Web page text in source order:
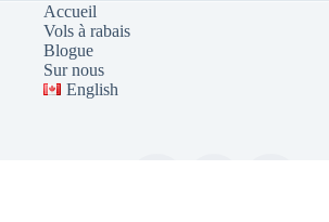
Accueil
Vols à rabais
Blogue
Sur nous
English